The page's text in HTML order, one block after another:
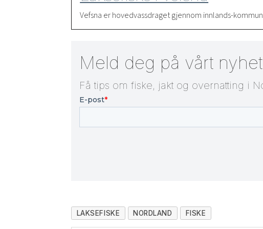
Vefsna er hovedvassdraget gjennom innlands-
Meld deg på vårt
Få tips om fiske, jakt og overnatting i
LAKSEFISKE NORDLAND FISKE